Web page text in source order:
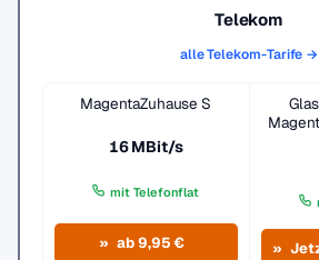
Telekom
alle Telekom-Tarife →
MagentaZuhause S
16 MBit/s
mit Telefonflat
ab 9,95 €